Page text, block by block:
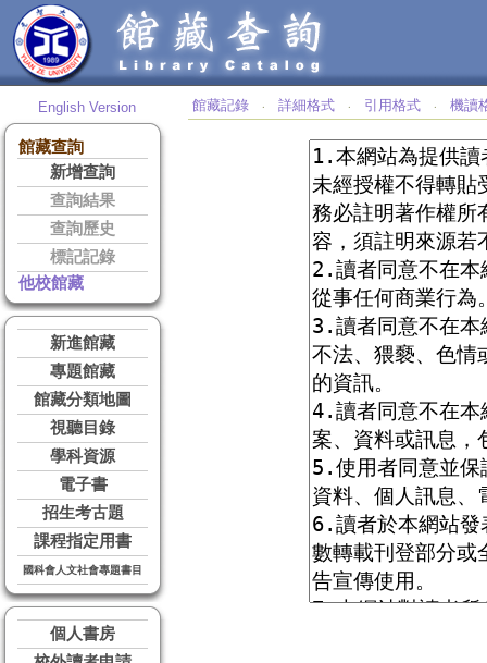
English Version
館藏查詢
新增查詢
查詢結果
查詢歷史
標記記錄
他校館藏
新進館藏
專題館藏
館藏分類地圖
視聽目錄
學科資源
電子書
招生考古題
課程指定用書
國科會人文社會專題書目
個人書房
館藏記錄 ‧ 詳細格式 ‧ 引用格式 ‧ 機讀